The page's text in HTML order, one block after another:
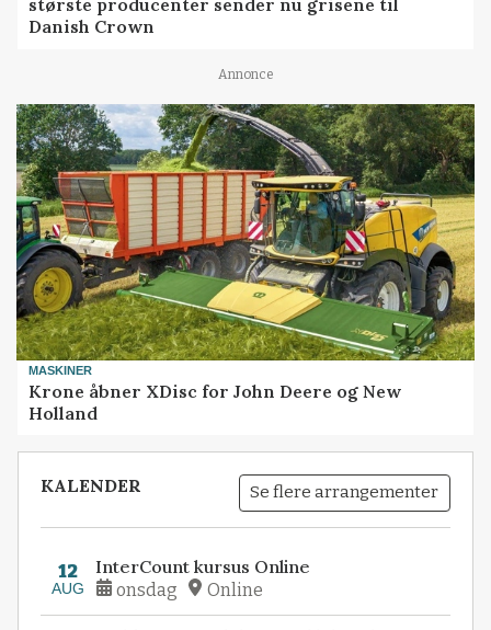
største producenter sender nu grisene til
Danish Crown
Annonce
MASKINER
Krone åbner XDisc for John Deere og New
Holland
KALENDER Se flere arrangementer
12
AUG
InterCount kursus Online
onsdag Online